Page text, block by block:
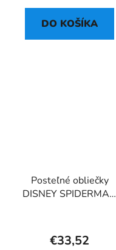
DO KOŠÍKA
Posteľné obliečky
DISNEY SPIDERMAN
€33,52